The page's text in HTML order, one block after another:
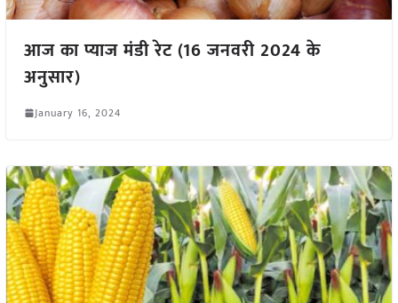
आज का प्याज मंडी रेट (16 जनवरी 2024 के
अनुसार)
January 16, 2024